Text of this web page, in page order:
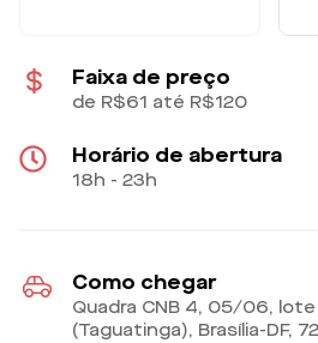
Faixa de preço
de R$61 até R$120
Horário de abertura
18h - 23h
Como chegar
Quadra CNB 4, 05/06,
(Taguatinga), Brasília-DF,